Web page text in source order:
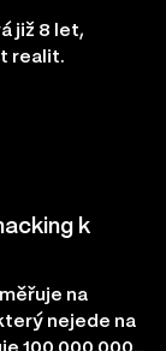
realit.
k
na
nejede na